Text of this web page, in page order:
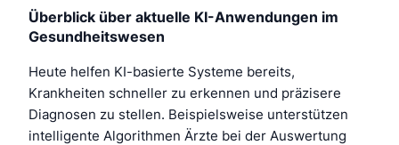
Überblick über aktuelle KI-Anwendungen im
Gesundheitswesen
Heute helfen KI-basierte Systeme bereits,
Krankheiten schneller zu erkennen und präzisere
Diagnosen zu stellen. Beispielsweise unterstützen
intelligente Algorithmen Ärzte bei der Auswertung